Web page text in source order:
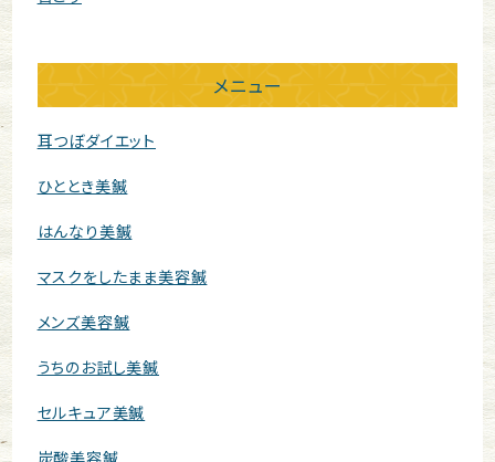
メニュー
耳つぼダイエット
ひととき美鍼
はんなり美鍼
マスクをしたまま美容鍼
メンズ美容鍼
うちのお試し美鍼
セルキュア美鍼
炭酸美容鍼